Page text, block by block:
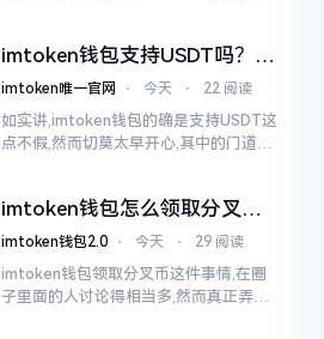
imtoken钱包支持USDT吗？转
账提现全攻略
imtoken唯一官网 ⋅ 今天 ⋅ 22 阅读
如实讲,imtoken钱包的确是支持USDT这
点不假,然而切莫太早开心,其中的门道是
费高得主子心疼
imtoken钱包怎么领取分叉
币？老手教你避坑
imtoken钱包2.0 ⋅ 今天 ⋅ 29 阅读
imtoken钱包领取分叉币这件事情,在圈
子里面的人讨论得相当多,然而真正弄明